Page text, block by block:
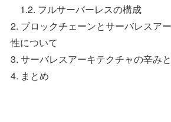
1.2. フルサーバーレスの構成
2. ブロックチェーンとサーバレスア
性について
3. サーバレスアーキテクチャの辛み
4. まとめ